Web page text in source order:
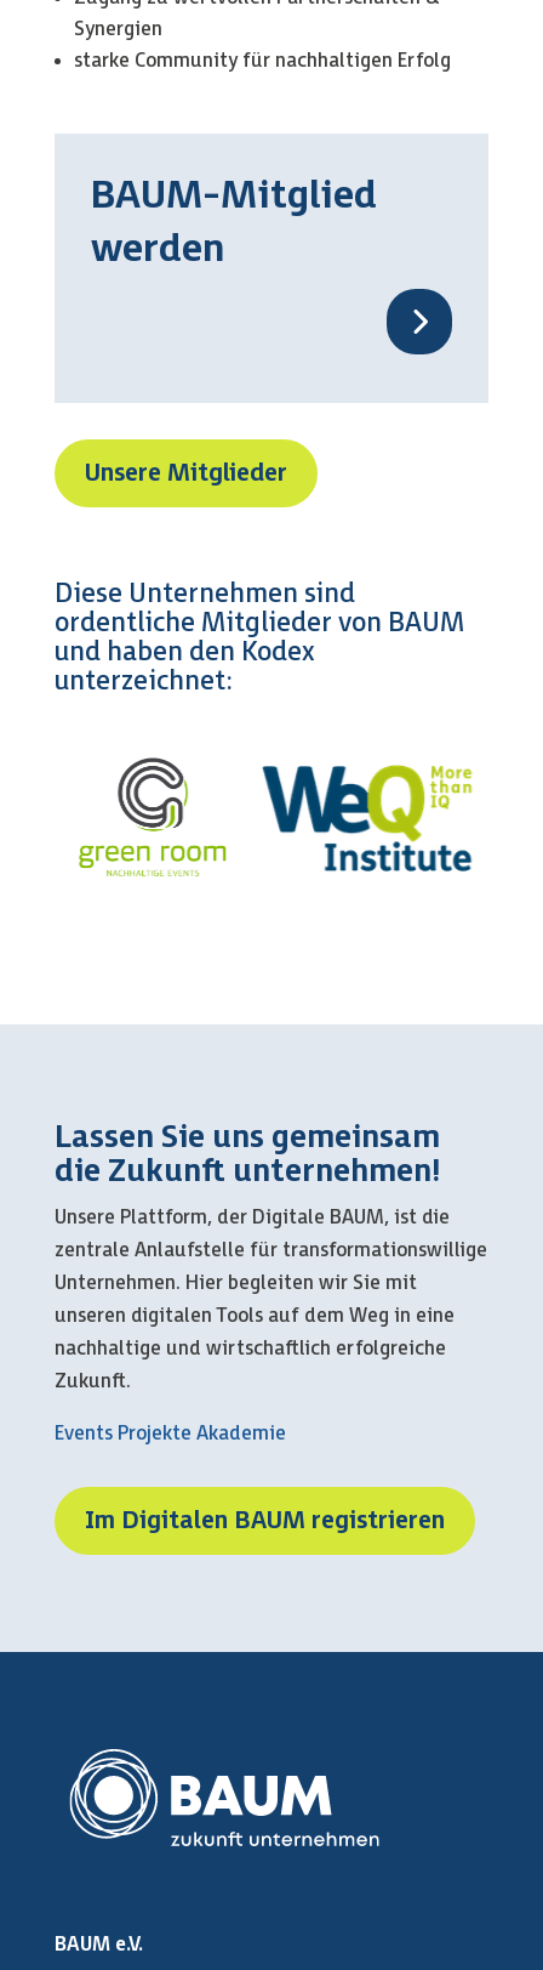
Synergien
starke Community für nachhaltigen Erfolg
BAUM-Mitglied
werden
Unsere Mitglieder
Diese Unternehmen sind
ordentliche Mitglieder von BAUM
und haben den Kodex
unterzeichnet:
Lassen Sie uns gemeinsam
die Zukunft unternehmen!
Unsere Plattform, der Digitale BAUM, ist die
zentrale Anlaufstelle für transformationswillige
Unternehmen. Hier begleiten wir Sie mit
unseren digitalen Tools auf dem Weg in eine
nachhaltige und wirtschaftlich erfolgreiche
Zukunft.
Events Projekte Akademie
Im Digitalen BAUM registrieren
BAUM e.V.